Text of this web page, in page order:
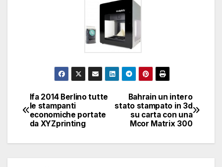
Navigazione
articoli
Bahrain un intero
stato stampato in 3d
su carta con una
Mcor Matrix 300
Ifa 2014 Berlino tutte
le stampanti
economiche portate
da XYZprinting